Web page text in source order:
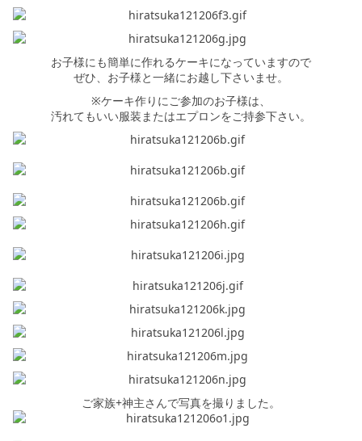
お問い合わせ
お子様にも簡単に作れるケーキになっていますので
ぜひ、お子様と一緒にお越し下さいませ。
※ケーキ作りにご参加のお子様は、
汚れてもいい服装またはエプロンをご持参下さい。
ご家族+神主さんで写真を撮りました。